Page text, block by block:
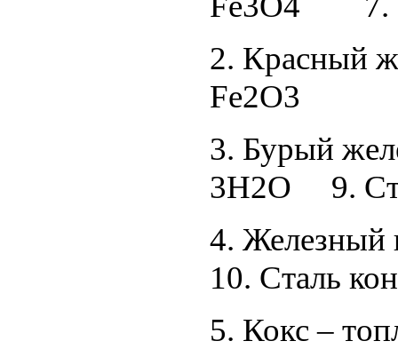
2. Красный
Fe2O3 8.
3. Бурый
3H2O 9.
4.
10. Сталь
5. Кокс –